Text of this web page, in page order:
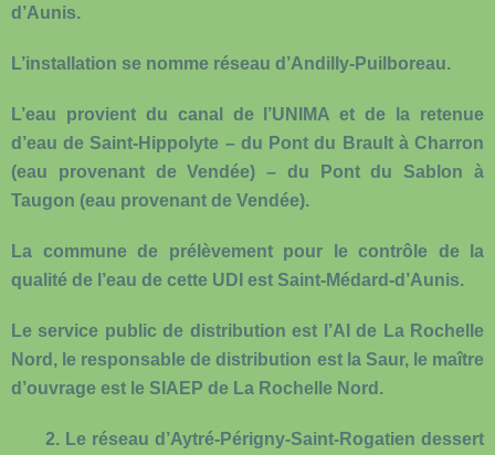
d’Aunis.
L’installation se nomme réseau d’Andilly-Puilboreau.
L’eau provient du canal de l’UNIMA et de la retenue
d’eau de Saint-Hippolyte – du Pont du Brault à Charron
(eau provenant de Vendée) – du Pont du Sablon à
Taugon (eau provenant de Vendée).
La commune de prélèvement pour le contrôle de la
qualité de l’eau de cette UDI est Saint-Médard-d’Aunis.
Le service public de distribution est l’AI de La Rochelle
Nord, le responsable de distribution est la Saur, le maître
d’ouvrage est le SIAEP de La Rochelle Nord.
2. Le réseau d’Aytré-Périgny-Saint-Rogatiendessert